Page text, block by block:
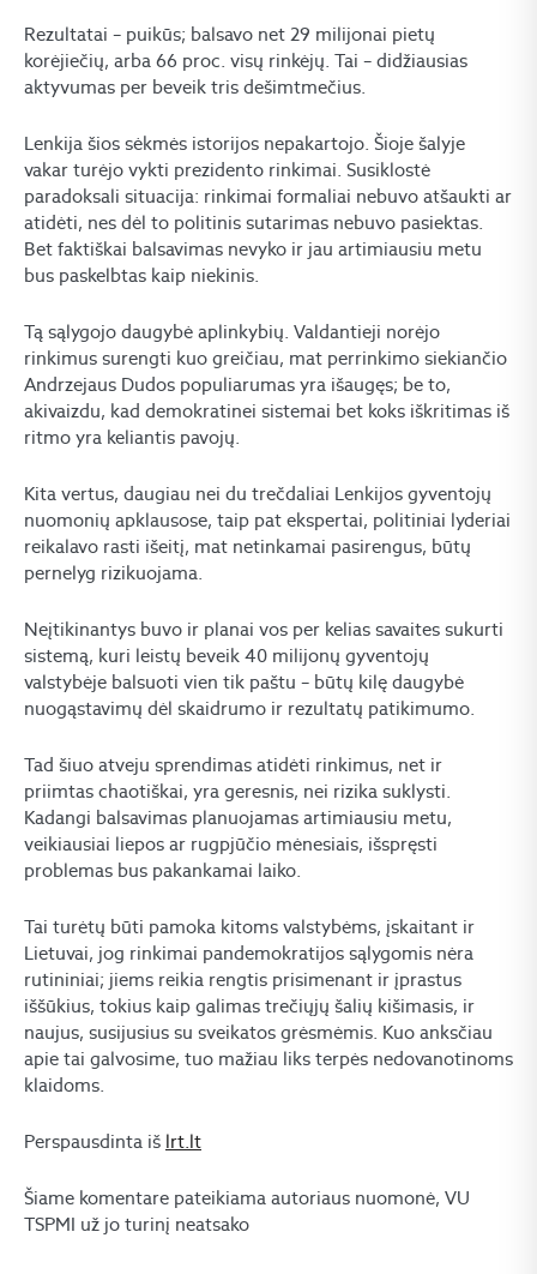
Rezultatai – puikūs; balsavo net 29 milijonai pietų
korėjiečių, arba 66 proc. visų rinkėjų. Tai – didžiausias
aktyvumas per beveik tris dešimtmečius.
Lenkija šios sėkmės istorijos nepakartojo. Šioje šalyje
vakar turėjo vykti prezidento rinkimai. Susiklostė
paradoksali situacija: rinkimai formaliai nebuvo atšaukti ar
atidėti, nes dėl to politinis sutarimas nebuvo pasiektas.
Bet faktiškai balsavimas nevyko ir jau artimiausiu metu
bus paskelbtas kaip niekinis.
Tą sąlygojo daugybė aplinkybių. Valdantieji norėjo
rinkimus surengti kuo greičiau, mat perrinkimo siekiančio
Andrzejaus Dudos populiarumas yra išaugęs; be to,
akivaizdu, kad demokratinei sistemai bet koks iškritimas iš
ritmo yra keliantis pavojų.
Kita vertus, daugiau nei du trečdaliai Lenkijos gyventojų
nuomonių apklausose, taip pat ekspertai, politiniai lyderiai
reikalavo rasti išeitį, mat netinkamai pasirengus, būtų
pernelyg rizikuojama.
Neįtikinantys buvo ir planai vos per kelias savaites sukurti
sistemą, kuri leistų beveik 40 milijonų gyventojų
valstybėje balsuoti vien tik paštu – būtų kilę daugybė
nuogąstavimų dėl skaidrumo ir rezultatų patikimumo.
Tad šiuo atveju sprendimas atidėti rinkimus, net ir
priimtas chaotiškai, yra geresnis, nei rizika suklysti.
Kadangi balsavimas planuojamas artimiausiu metu,
veikiausiai liepos ar rugpjūčio mėnesiais, išspręsti
problemas bus pakankamai laiko.
Tai turėtų būti pamoka kitoms valstybėms, įskaitant ir
Lietuvai, jog rinkimai pandemokratijos sąlygomis nėra
rutininiai; jiems reikia rengtis prisimenant ir įprastus
iššūkius, tokius kaip galimas trečiųjų šalių kišimasis, ir
naujus, susijusius su sveikatos grėsmėmis. Kuo anksčiau
apie tai galvosime, tuo mažiau liks terpės nedovanotinoms
klaidoms.
Perspausdinta iš lrt.lt
Šiame komentare pateikiama autoriaus nuomonė, VU
TSPMI už jo turinį neatsako